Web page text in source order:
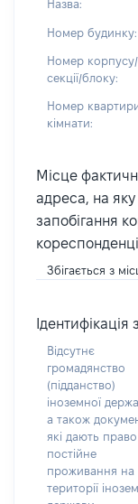
Назва:
Номер будинку:
Номер корпусу/
секції/блоку:
Номер
кімнати:
Місце
адреса, на яку
запобігання
Збігається з
Відсутнє
громадянство
(підданство)
іноземної
а також
які дають
постійне
проживання на
території